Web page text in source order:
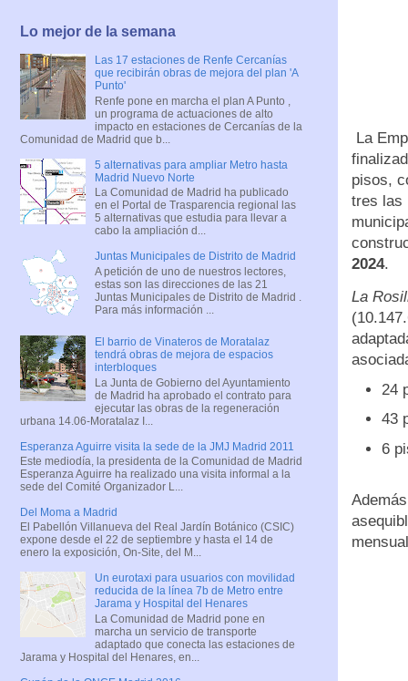
La
pisos,
tres las
2024.
La
24
43
6
Lo mejor de la semana
Las 17 estaciones de Renfe Cercanías
que recibirán obras de mejora del plan 'A
Punto'
Renfe pone en marcha el plan A Punto ,
un programa de actuaciones de alto
impacto en estaciones de Cercanías de la
Comunidad de Madrid que b...
5 alternativas para ampliar Metro hasta
Madrid Nuevo Norte
La Comunidad de Madrid ha publicado
en el Portal de Trasparencia regional las
5 alternativas que estudia para llevar a
cabo la ampliación d...
Juntas Municipales de Distrito de Madrid
A petición de uno de nuestros lectores,
estas son las direcciones de las 21
Juntas Municipales de Distrito de Madrid .
Para más información ...
El barrio de Vinateros de Moratalaz
tendrá obras de mejora de espacios
interbloques
La Junta de Gobierno del Ayuntamiento
de Madrid ha aprobado el contrato para
ejecutar las obras de la regeneración
urbana 14.06-Moratalaz I...
Esperanza Aguirre visita la sede de la JMJ Madrid 2011
Este mediodía, la presidenta de la Comunidad de Madrid
Esperanza Aguirre ha realizado una visita informal a la
sede del Comité Organizador L...
Del Moma a Madrid
El Pabellón Villanueva del Real Jardín Botánico (CSIC)
expone desde el 22 de septiembre y hasta el 14 de
enero la exposición, On-Site, del M...
Un eurotaxi para usuarios con movilidad
reducida de la línea 7b de Metro entre
Jarama y Hospital del Henares
La Comunidad de Madrid pone en
marcha un servicio de transporte
adaptado que conecta las estaciones de
Jarama y Hospital del Henares, en...